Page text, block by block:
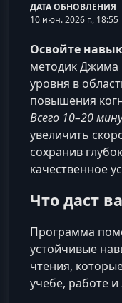
ДАТА ОБНОВЛЕНИЯ
10 июн. 2026 г., 18:55
Освойте
методик Джима
уровня в
повышения
Всего 10–20
увеличить
сохранив
качественное
Что даст
Программа
устойчивые
чтения,
учебе, работе